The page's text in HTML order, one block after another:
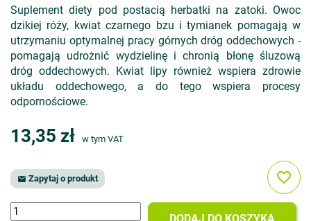
Suplement diety pod postacią herbatki na zatoki. Owoc
dzikiej róży, kwiat czarnego bzu i tymianek pomagają w
utrzymaniu optymalnej pracy górnych dróg oddechowych -
pomagają udrożnić wydzielinę i chronią błonę śluzową
dróg oddechowych. Kwiat lipy również wspiera zdrowie
układu oddechowego, a do tego wspiera procesy
odpornościowe.
13,35 zł w tym VAT
 Zapytaj o produkt favorite_border